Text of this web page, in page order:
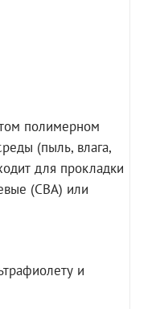
полимерном
(пыль, влага,
для прокладки
(СВА) или
и